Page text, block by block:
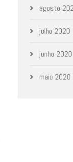
agosto
julho 2020
junho 2020
maio 2020